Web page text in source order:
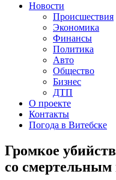
Новости
Происшествия
Экономика
Финансы
Политика
Авто
Общество
Бизнес
ДТП
О проекте
Контакты
Погода в Витебске
Громкое
со смертельным